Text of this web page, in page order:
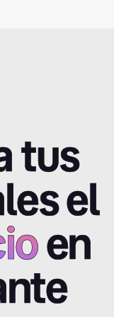
tus
el
en